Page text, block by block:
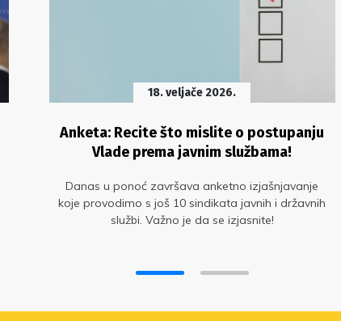
18. veljače 2026.
Anketa: Recite što mislite o postupanju
Vlade prema javnim službama!
Danas u ponoć završava anketno izjašnjavanje
koje provodimo s još 10 sindikata javnih i državnih
službi. Važno je da se izjasnite!